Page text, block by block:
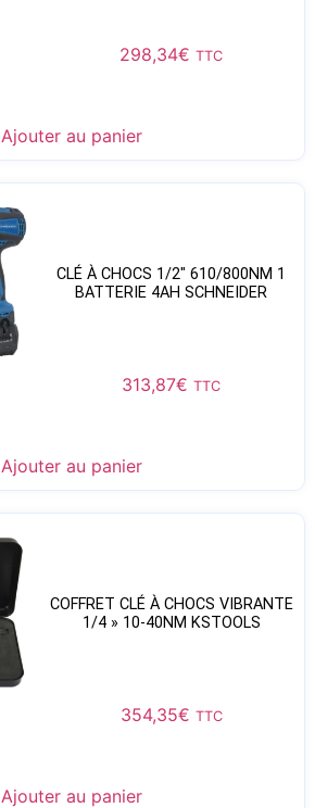
298,34€ TTC
Ajouter au panier
CLÉ À CHOCS 1/2″ 610/800NM 1
BATTERIE 4AH SCHNEIDER
313,87€ TTC
Ajouter au panier
COFFRET CLÉ À CHOCS VIBRANTE
1/4 » 10-40NM KSTOOLS
354,35€ TTC
Ajouter au panier